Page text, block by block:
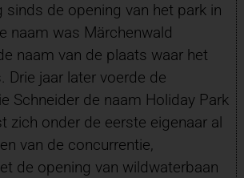
sinds de opening van het park in
naam was Märchenwald
naam van de plaats waar het
Drie jaar later voerde de
Schneider de naam Holiday Park
zich onder de eerste eigenaar al
van de concurrentie,
de opening van wildwaterbaan